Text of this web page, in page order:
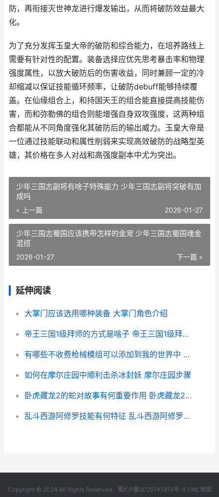
防，再衔接灭世神龙进行爆发输出，从而将破防效益最大
化。
为了充分发挥玉皇大帝的破防和综合能力，在培养路线上
需要有针对性的配置。装备选择应优先思考暴击率和物理
强度属性，以放大破防后的伤害收益，同时兼顾一定的冷
却缩减以保证技能循环频率，让破防debuff能够持续覆
盖。在仙缘组合上，和持国天王的组合能直接提高技能伤
害，而和弥勒佛的组合则能增强自身双攻强度，这两种组
合都能从不同角度强化其破防后的输出威力。玉皇大帝是
一位通过技能联动和属性削弱来实现高效破防的战略型英
雄，其价格在多人对战和高强度副本中尤为突出。
少年三国志副将有啥子特殊能力 少年三国志副将突破有加
成吗
« 上一篇 2026-01-27
少年三国志蜀国应该携带怎样的金宠 少年三国志蜀国魂金
混搭
下一篇 »
2026-01-27
延伸阅读
大掌门应该选用哪种装备 大掌门角色介绍
帝王三国1级拜师的方式是啥子 帝王三国1级拜师怎么玩
有哪些不收费枪械模组可以添加到我的世界中 没有不收费的吗
如何在摩尔庄园中顺利击杀冰封妖 摩尔庄园步骤
卧虎藏龙2的蛇对故事有何重要作用 卧虎藏龙2演员
乱斗西游阿修罗技能有何特征 乱斗西游阿修罗阵容
Copyright © 2024 All Rights Reserved. 蜀ICP备2025145819号-8 XML地图